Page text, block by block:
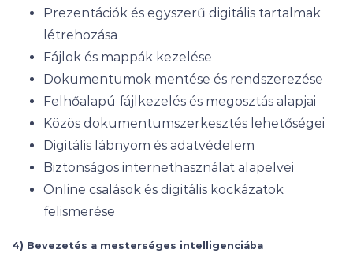
Prezentációk és egyszerű digitális tartalmak
létrehozása
Fájlok és mappák kezelése
Dokumentumok mentése és rendszerezése
Felhőalapú fájlkezelés és megosztás alapjai
Közös dokumentumszerkesztés lehetőségei
Digitális lábnyom és adatvédelem
Biztonságos internethasználat alapelvei
Online csalások és digitális kockázatok
felismerése
4) Bevezetés a mesterséges intelligenciába